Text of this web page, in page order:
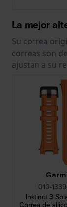
La mejor
Su correa
correas son
ajustan a su
010-
Instinct 3
Correa de